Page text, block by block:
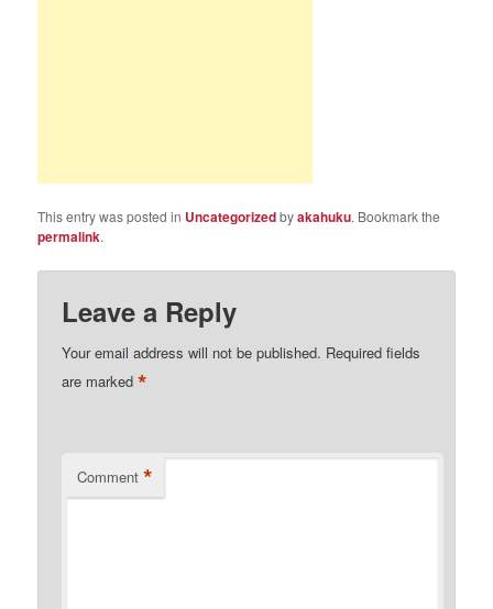
This entry was posted in Uncategorizedbyakahuku. Bookmark the
permalink.
Leave a Reply
Your email address will not be published. Required fields
are marked*
Comment *